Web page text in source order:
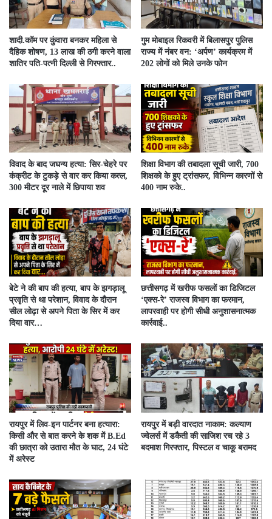
​शादी.कॉम पर कुंवारा बनकर महिला से
दैहिक शोषण, 13 लाख की ठगी करने वाला
शातिर पति-पत्नी दिल्ली से गिरफ्तार..
गुम मोबाइल रिकवरी में बिलासपुर पुलिस
राज्य में नंबर वन: ‘अर्पण’ कार्यक्रम में
202 लोगों को मिले उनके फोन
विवाद के बाद जघन्य हत्या: सिर-चेहरे पर
कंक्रीट के टुकड़े से वार कर किया कत्ल,
300 मीटर दूर नाले में छिपाया शव
शिक्षा विभाग की तबादला सूची जारी, 700
शिक्षको के हुए ट्रांसफर, विभिन्न कारणों से
400 नाम रुके..
बेटे ने की बाप की हत्या, बाप के झगड़ालू
प्रवृति से था परेशान, विवाद के दौरान
सील लोढ़ा से अपने पिता के सिर में कर
दिया वार…
​छत्तीसगढ़ में खरीफ फसलों का डिजिटल
‘एक्स-रे’ राजस्व विभाग का फरमान,
लापरवाही पर होगी सीधी अनुशासनात्मक
कार्रवाई..
रायपुर में लिव-इन पार्टनर बना हत्यारा:
किसी और से बात करने के शक में B.Ed
की छात्रा को उतारा मौत के घाट, 24 घंटे
में अरेस्ट
रायपुर में बड़ी वारदात नाकाम: कल्याण
ज्वेलर्स में डकैती की साजिश रच रहे 3
बदमाश गिरफ्तार, पिस्टल व चाकू बरामद